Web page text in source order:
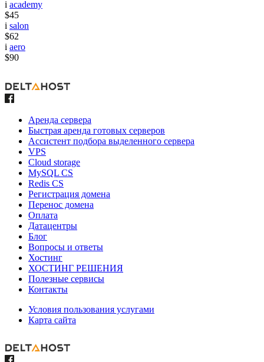
i academy
$45
i salon
$62
i aero
$90
Аренда сервера
Быстрая аренда готовых серверов
Ассистент подбора выделенного сервера
VPS
Cloud storage
MySQL CS
Redis CS
Регистрация домена
Перенос домена
Оплата
Датацентры
Блог
Вопросы и ответы
Хостинг
ХОСТИНГ РЕШЕНИЯ
Полезные сервисы
Контакты
Условия пользования услугами
Карта сайта